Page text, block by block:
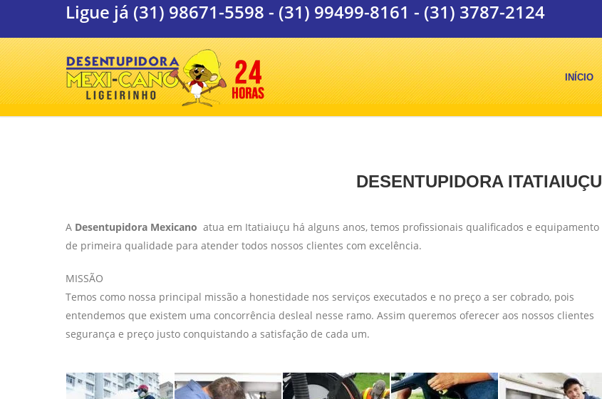
Ligue já (31) 98671-5598 - (31) 99499-8161 - (31) 3787-2124
INÍCIO
DESENTUPIDORA ITATIAIUÇU
A Desentupidora Mexicano atua em Itatiaiuçu há alguns anos, temos profissionais qualificados e equipamento
de primeira qualidade para atender todos nossos clientes com excelência.
MISSÃO
Temos como nossa principal missão a honestidade nos serviços executados e no preço a ser cobrado, pois
entendemos que existem uma concorrência desleal nesse ramo. Assim queremos oferecer aos nossos clientes
segurança e preço justo conquistando a satisfação de cada um.